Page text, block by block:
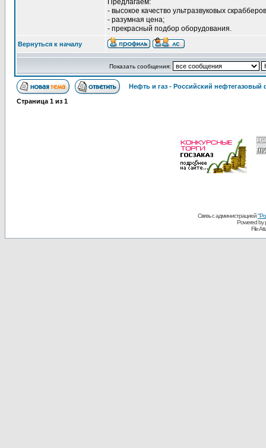
Предлагаем:
- высокое качество ультразвуковых
- разумная цена;
- прекрасный подбор оборудования.
Вернуться к началу
Показать сообщения:
Нефть и газ - Российский нефтегазовый
Страница 1 из 1
Связь с администрацией
Powered by
File